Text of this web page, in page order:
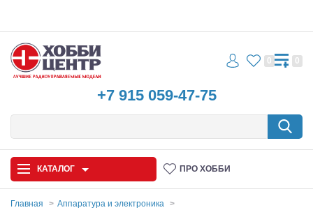
+7 915 059-47-75
0 0
КАТАЛОГ ПРО ХОББИ
Главная
Аппаратура и электроника